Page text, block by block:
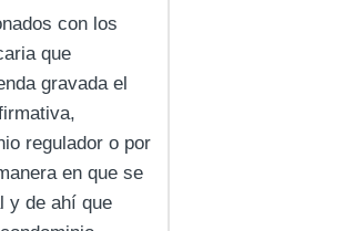
con los
que
gravada el
regulador o por
en que se
y de ahí que